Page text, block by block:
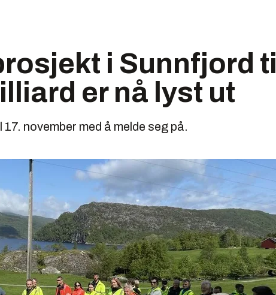
i Sunnfjord til
er nå lyst ut
november med å melde seg på.